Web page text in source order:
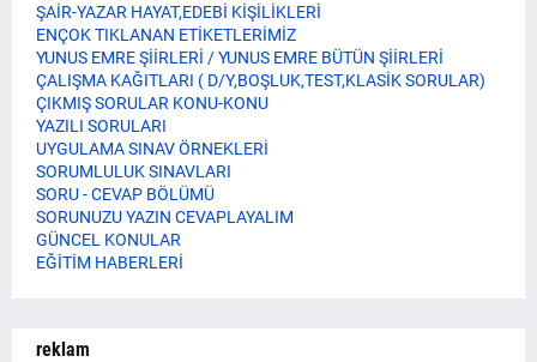
ŞAİR-YAZAR HAYAT,EDEBİ KİŞİLİKLERİ
ENÇOK TIKLANAN ETİKETLERİMİZ
YUNUS EMRE ŞİİRLERİ / YUNUS EMRE BÜTÜN ŞİİRLERİ
ÇALIŞMA KAĞITLARI ( D/Y,BOŞLUK,TEST,KLASİK SORULAR)
ÇIKMIŞ SORULAR KONU-KONU
YAZILI SORULARI
UYGULAMA SINAV ÖRNEKLERİ
SORUMLULUK SINAVLARI
SORU - CEVAP BÖLÜMÜ
SORUNUZU YAZIN CEVAPLAYALIM
GÜNCEL KONULAR
EĞİTİM HABERLERİ
reklam